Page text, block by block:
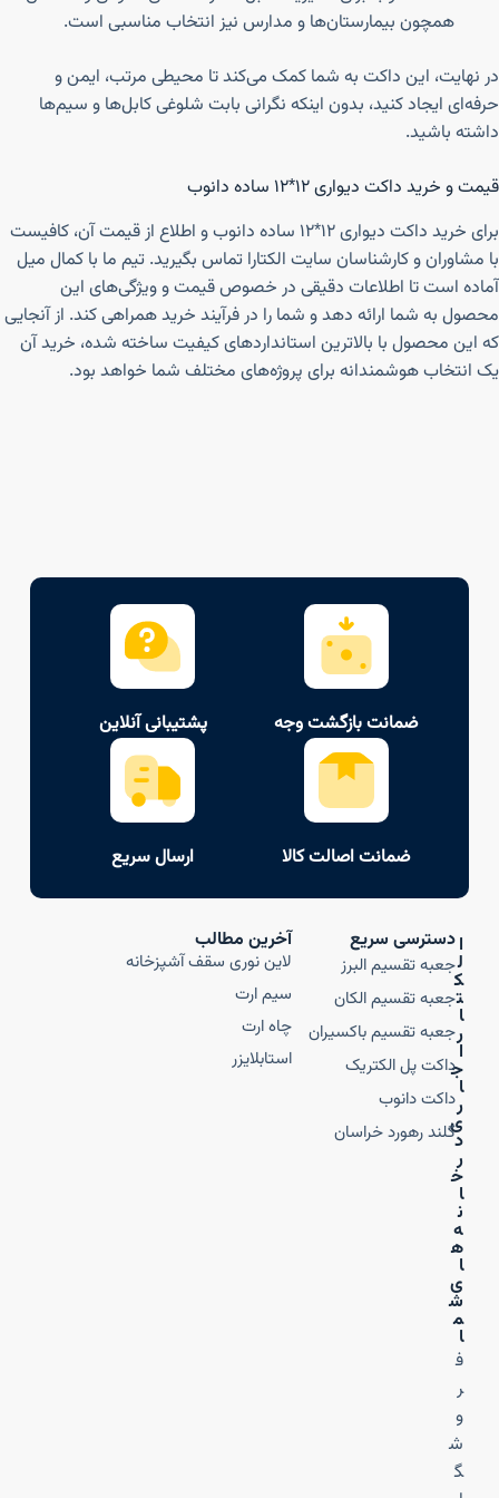
همچون بیمارستان‌ها و مدارس نیز انتخاب مناسبی است.
در نهایت، این داکت به شما کمک می‌کند تا محیطی مرتب، ایمن و
حرفه‌ای ایجاد کنید، بدون اینکه نگرانی بابت شلوغی کابل‌ها و سیم‌ها
داشته باشید.
قیمت و خرید داکت دیواری ۱۲*۱۲ ساده دانوب
برای خرید داکت دیواری ۱۲*۱۲ ساده دانوب و اطلاع از قیمت آن، کافیست
با مشاوران و کارشناسان سایت الکتارا تماس بگیرید. تیم ما با کمال میل
آماده است تا اطلاعات دقیقی در خصوص قیمت و ویژگی‌های این
محصول به شما ارائه دهد و شما را در فرآیند خرید همراهی کند. از آنجایی
که این محصول با بالاترین استانداردهای کیفیت ساخته شده، خرید آن
یک انتخاب هوشمندانه برای پروژه‌های مختلف شما خواهد بود.
ضمانت بازگشت وجه پشتیبانی آنلاین
ضمانت اصالت کالا ارسال سریع
ا
ل
ک
ت
ا
ر
ا
ج
ا
ر
ی
د
ر
خ
ا
ن
ه‌
ه
ا
ی
ش
م
ا
ف
ر
و
ش
گ
دسترسی سریع
جعبه تقسیم البرز
جعبه تقسیم الکان
جعبه تقسیم باکسیران
داکت پل الکتریک
داکت دانوب
گلند رهورد خراسان
آخرین مطالب
لاین نوری سقف آشپزخانه
سیم ارت
چاه ارت
استابلایزر